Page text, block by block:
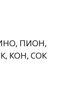
ПИОН,
КОН, СОК